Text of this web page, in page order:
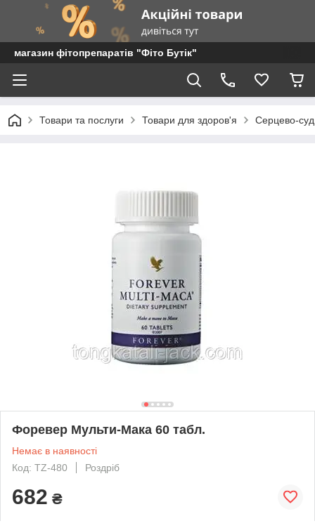
магазин фітопрепаратів "Фіто Бутік"
Товари та послуги Товари для здоров'я Серцево-
Форевер Мульти-Мака 60 табл.
Немає в наявності
Код: TZ-480
Роздріб
682 ₴